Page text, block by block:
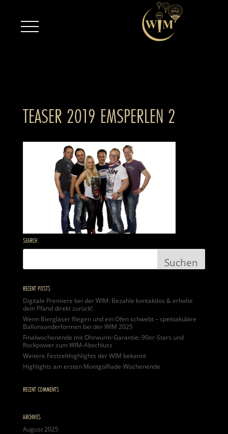
TEASER 2019 EMSPERLEN 2
SEARCH
RECENT POSTS
Digitale Premiere bei der WIM: Bezahle kontaktlos & erhalte
dein Pfand direkt zurück!
Wenn Biergläser fliegen und ein Ofen schwebt – spektakuläre
Ballonsonderformen bei der WIM 2025
Finalwochenende mit Ohrwurm-Garantie: 90er-Stars und
Rockpower zum WIM-Abschluss
Weitere Festzelthighlights der WIM bekannt
Highlights am ersten Montgolfiade-Wochenende
RECENT COMMENTS
ARCHIVES
August 2025